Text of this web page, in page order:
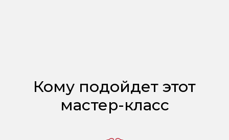
Кому подойдет этот
мастер-класс